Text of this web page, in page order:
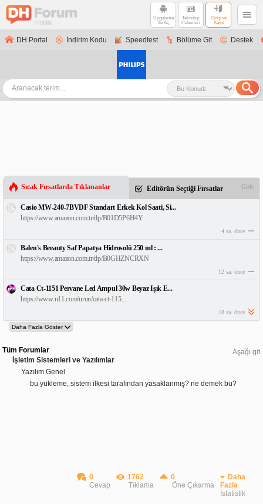
Uygulama
ile Aç
Teknoloji
Haberleri
Giriş ve
Kayıt
DH Portal İndirim Kodu Speedtest Bölüme Git Destek
Sıcak Fırsatlarda Tıklananlar Editörün Seçtiği Fırsatlar Gizle
Casio MW-240-7BVDF Standart Erkek Kol Saati, Si...
https://www.amazon.com.tr/dp/B01D5P6H4Y
4 sa. önce
Balen's Beeauty Saf Papatya Hidrosolü 250 ml : ...
https://www.amazon.com.tr/dp/B0GHZNCRXN
12 sa. önce
Cata Ct-1151 Pervane Led Ampul 30w Beyaz Işık E...
https://www.n11.com/urun/cata-ct-115...
18 sa. önce
Aşağı git
Tüm Forumlar
İşletim Sistemleri ve Yazılımlar
Yazılım Genel
bu yükleme, sistem ilkesi tarafından yasaklanmış? ne demek bu?
0
Cevap
1762
Tıklama
0
Öne Çıkarma
Daha
Fazla
İstatistik